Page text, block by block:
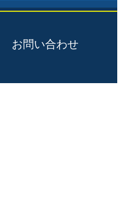
お問い合わせ